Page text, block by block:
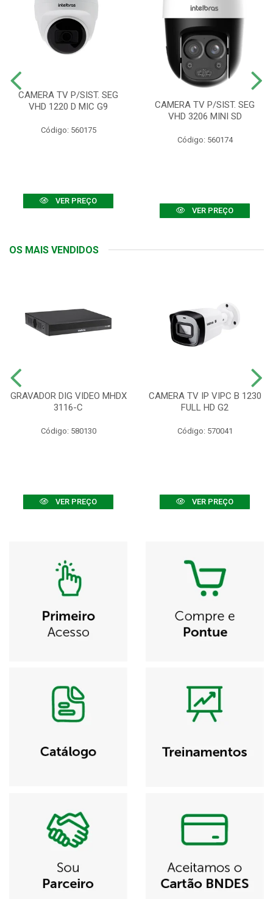
CAMERA TV P/SIST. SEG
VHD 1220 D MIC G9
Código: 560175
VER PREÇO
CAMERA TV P/SIST. SEG
VHD 3206 MINI SD
Código: 560174
VER PREÇO
OS MAIS VENDIDOS
GRAVADOR DIG VIDEO MHDX
3116-C
Código: 580130
VER PREÇO
CAMERA TV IP VIPC B 1230
FULL HD G2
Código: 570041
VER PREÇO